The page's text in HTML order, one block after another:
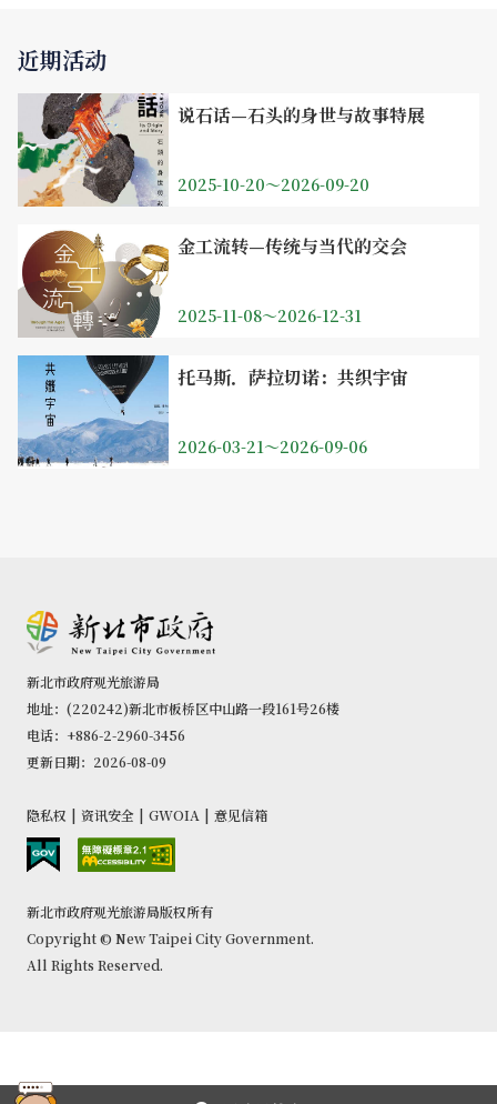
近期活动
说石话—石头的身世与故事特展
2025-10-20～2026-09-20
金工流转—传统与当代的交会
2025-11-08～2026-12-31
托马斯．萨拉切诺：共织宇宙
2026-03-21～2026-09-06
新北市政府观光旅游局
地址：(220242)新北市板桥区中山路一段161号26楼
电话：+886-2-2960-3456
更新日期：2026-08-09
隐私权 资讯安全 GWOIA 意见信箱
新北市政府观光旅游局版权所有
Copyright © New Taipei City Government.
All Rights Reserved.